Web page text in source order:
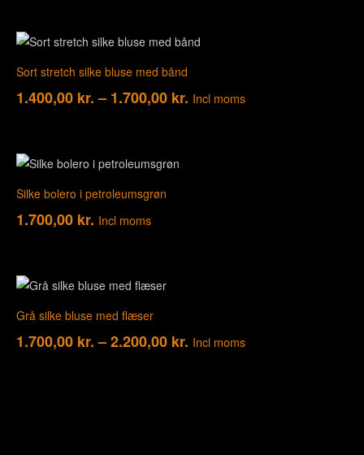
Sort stretch silke bluse med bånd
1.400,00 kr. – 1.700,00 kr. Incl moms
Silke bolero i petroleumsgrøn
1.700,00 kr. Incl moms
Grå silke bluse med flæser
1.700,00 kr. –2.200,00 kr. Incl moms